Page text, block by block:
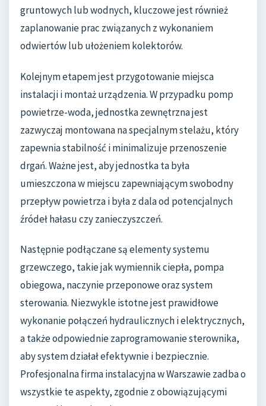
gruntowych lub wodnych, kluczowe jest również
zaplanowanie prac związanych z wykonaniem
odwiertów lub ułożeniem kolektorów.
Kolejnym etapem jest przygotowanie miejsca
instalacji i montaż urządzenia. W przypadku pomp
powietrze-woda, jednostka zewnętrzna jest
zazwyczaj montowana na specjalnym stelażu, który
zapewnia stabilność i minimalizuje przenoszenie
drgań. Ważne jest, aby jednostka ta była
umieszczona w miejscu zapewniającym swobodny
przepływ powietrza i była z dala od potencjalnych
źródeł hałasu czy zanieczyszczeń.
Następnie podłączane są elementy systemu
grzewczego, takie jak wymiennik ciepła, pompa
obiegowa, naczynie przeponowe oraz system
sterowania. Niezwykle istotne jest prawidłowe
wykonanie połączeń hydraulicznych i elektrycznych,
a także odpowiednie zaprogramowanie sterownika,
aby system działał efektywnie i bezpiecznie.
Profesjonalna firma instalacyjna w Warszawie zadba o
wszystkie te aspekty, zgodnie z obowiązującymi